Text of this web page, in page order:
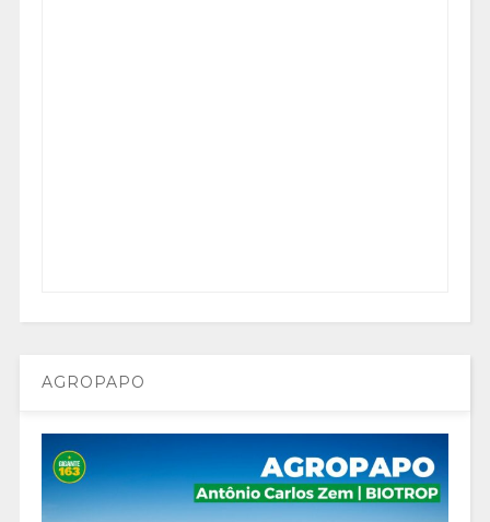
AGROPAPO